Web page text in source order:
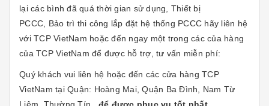
lại các bình đã quá thời gian sử dụng, Thiết bị
PCCC, Bảo trì thi công lắp đặt hệ thống PCCC hãy liên hệ
với TCP VietNam hoặc đến ngay một trong các của hàng
của TCP VietNam để được hỗ trợ, tư vấn miễn phí:
Quý khách vui liên hệ hoặc đến các cửa hàng TCP
VietNam tại Quận: Hoàng Mai, Quận Ba Đình, Nam Từ